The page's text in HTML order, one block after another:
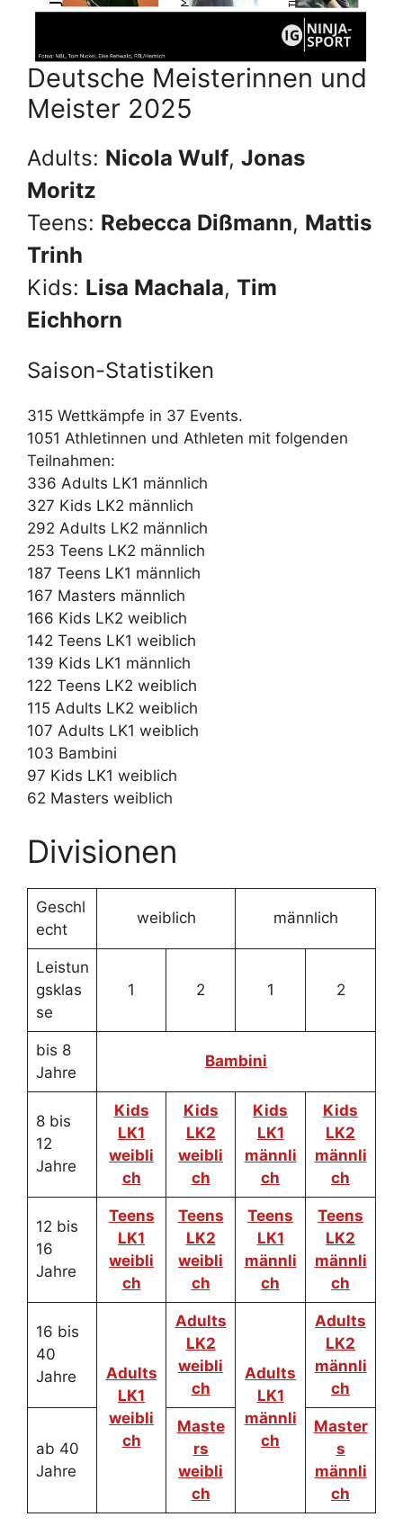
Deutsche Meisterinnen und
Meister 2025
Adults: Nicola Wulf, Jonas
Moritz
Teens: Rebecca Dißmann, Mattis
Trinh
Kids: Lisa Machala, Tim
Eichhorn
Saison-Statistiken
315 Wettkämpfe in 37 Events.
1051 Athletinnen und Athleten mit folgenden
Teilnahmen:
336 Adults LK1 männlich
327 Kids LK2 männlich
292 Adults LK2 männlich
253 Teens LK2 männlich
187 Teens LK1 männlich
167 Masters männlich
166 Kids LK2 weiblich
142 Teens LK1 weiblich
139 Kids LK1 männlich
122 Teens LK2 weiblich
115 Adults LK2 weiblich
107 Adults LK1 weiblich
103 Bambini
97 Kids LK1 weiblich
62 Masters weiblich
Divisionen
Geschl
echt
weiblich männlich
Leistun
gsklas
se
1 2 1 2
bis 8
Jahre
Bambini
8 bis
12
Jahre
Kids
LK1
weibli
ch
Kids
LK2
weibli
ch
Kids
LK1
männli
ch
Kids
LK2
männli
ch
12 bis
16
Jahre
Teens
LK1
weibli
ch
Teens
LK2
weibli
ch
Teens
LK1
männli
ch
Teens
LK2
männli
ch
16 bis
40
Jahre
Adults
LK1
weibli
ch
Adults
LK2
weibli
ch
Adults
LK1
männli
ch
Adults
LK2
männli
ch
ab 40
Jahre
Maste
rs
weibli
ch
Master
s
männli
ch